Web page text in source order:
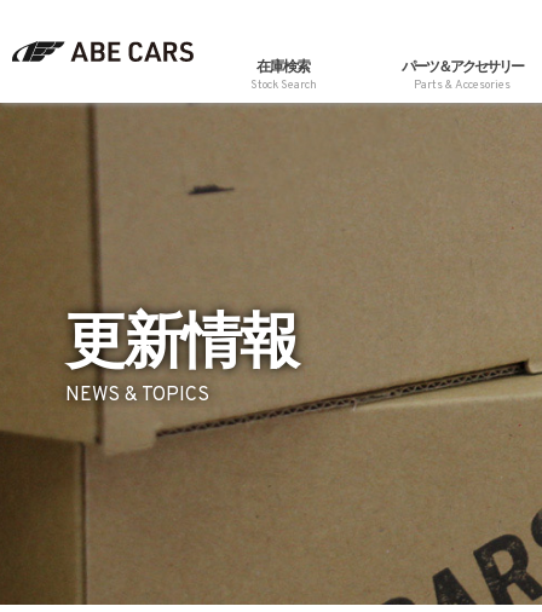
在庫検索
Stock Search
パーツ＆アクセサリー
Parts & Accesories
更新情報
NEWS & TOPICS